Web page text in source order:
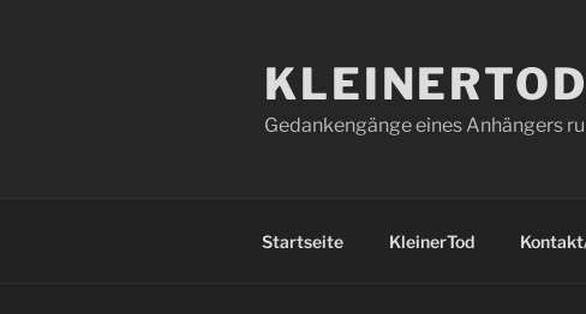
Gedankengänge eines Anhängers
Startseite KleinerTod